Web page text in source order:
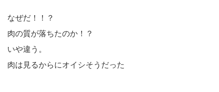
なぜだ！！？
肉の質が落ちたのか！？
いや違う。
肉は見るからにオイシそうだった